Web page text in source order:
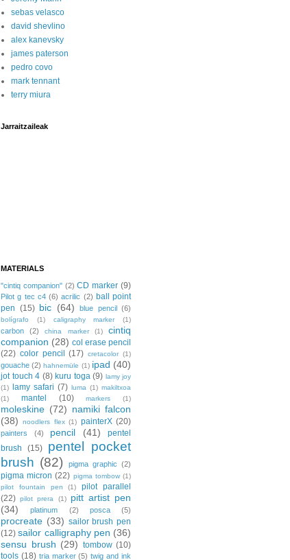
sebas velasco
david shevlino
alex kanevsky
james paterson
pedro covo
mark tennant
terry miura
Jarraitzaileak
MATERIALS
"cintiq companion" (2) CD marker (9)
Pilot g tec c4 (6) acrilic (2) ball point
pen (15) bic (64) blue pencil (6)
bolígrafo (1) caligraphy marker (1)
carbon (2) china marker (1)
cintiq
companion (28) col erase pencil
(22) color pencil (17) cretacolor (1)
gouache (2) hahnemüle (1) ipad (40)
jot touch 4 (8) kuru toga (9) lamy joy
(1) lamy safari (7) luma (1) makiltxoa
(1)
mantel (10) markers (1)
moleskine (72) namiki falcon
(38)
noodlers flex (1) painterX (20)
painters (4) pencil (41)
pentel
brush
(15)
pentel pocket
brush (82) pigma graphic (2)
pigma micron (22) pigma tombow (1)
pilot fountain pen
(1)
pilot parallel
(22) pilot prera (1)
pitt artist pen
(34)
platinum (2) posca (5)
procreate (33) sailor brush pen
(12) sailor calligraphy pen (36)
sensu brush (29) tombow (10)
tools (18) tria marker (5) twig and ink